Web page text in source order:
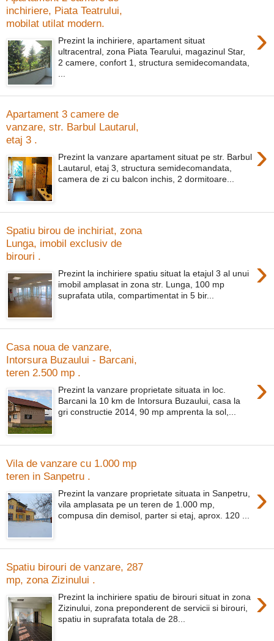
inchiriere, Piata Teatrului,
mobilat utilat modern.
›
Prezint la inchiriere, apartament situat
ultracentral, zona Piata Tearului, magazinul Star,
2 camere, confort 1, structura semidecomandata,
...
Apartament 3 camere de
vanzare, str. Barbul Lautarul,
etaj 3 .
›
Prezint la vanzare apartament situat pe str. Barbul
Lautarul, etaj 3, structura semidecomandata,
camera de zi cu balcon inchis, 2 dormitoare...
Spatiu birou de inchiriat, zona
Lunga, imobil exclusiv de
birouri .
›
Prezint la inchiriere spatiu situat la etajul 3 al unui
imobil amplasat in zona str. Lunga, 100 mp
suprafata utila, compartimentat in 5 bir...
Casa noua de vanzare,
Intorsura Buzaului - Barcani,
teren 2.500 mp .
›
Prezint la vanzare proprietate situata in loc.
Barcani la 10 km de Intorsura Buzaului, casa la
gri constructie 2014, 90 mp amprenta la sol,...
Vila de vanzare cu 1.000 mp
teren in Sanpetru .
›
Prezint la vanzare proprietate situata in Sanpetru,
vila amplasata pe un teren de 1.000 mp,
compusa din demisol, parter si etaj, aprox. 120 ...
Spatiu birouri de vanzare, 287
mp, zona Zizinului .
›
Prezint la inchiriere spatiu de birouri situat in zona
Zizinului, zona preponderent de servicii si birouri,
spatiu in suprafata totala de 28...